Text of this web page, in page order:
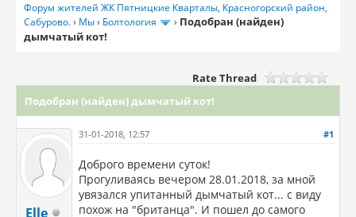
Форум жителей ЖК Пятницкие Кварталы, Красногорский район,
Сабурово.› Мы› Болтология › Подобран (найден)
дымчатый кот!
Rate Thread
Подобран (найден) дымчатый кот!
Elle
#1
31-01-2018, 12:57
Доброго времени суток!
Прогуливаясь вечером 28.01.2018, за мной
увязался упитанный дымчатый кот... с виду
похож на "британца". И пошел до самого